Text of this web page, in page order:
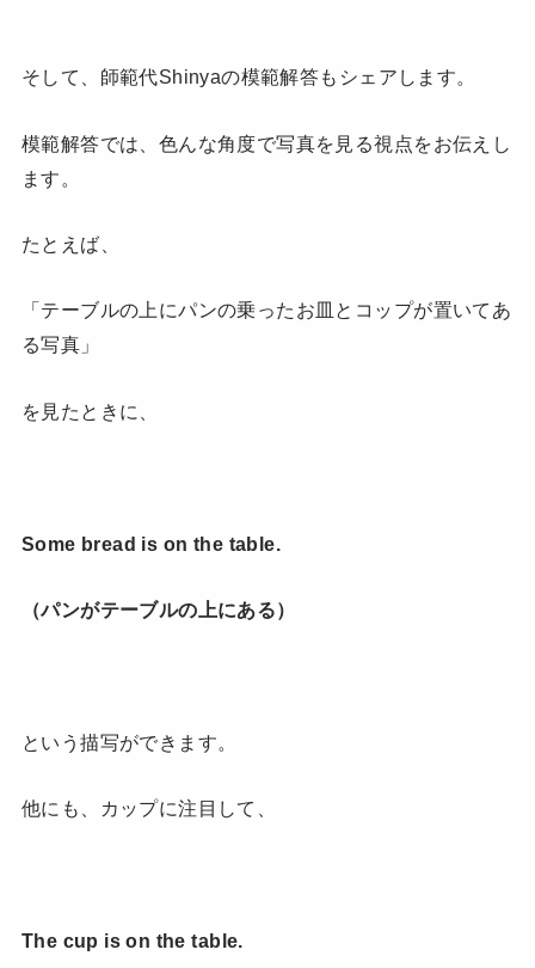
そして、師範代Shinyaの模範解答もシェアします。
模範解答では、色んな角度で写真を見る視点をお伝えし
ます。
たとえば、
「テーブルの上にパンの乗ったお皿とコップが置いてあ
る写真」
を見たときに、
Some bread is on the table.
（パンがテーブルの上にある）
という描写ができます。
他にも、カップに注目して、
The cup is on the table.